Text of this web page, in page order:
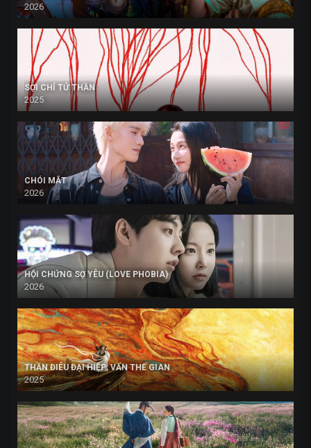
2026
SỢI CHỈ TỬ THẦN
2025
CHÓI MẮT
2026
HỘI CHỨNG SỢ YÊU (LOVE PHOBIA)
2026
THẦN ĐIÊU ĐẠI HIỆP: VẤN THẾ GIAN
2025